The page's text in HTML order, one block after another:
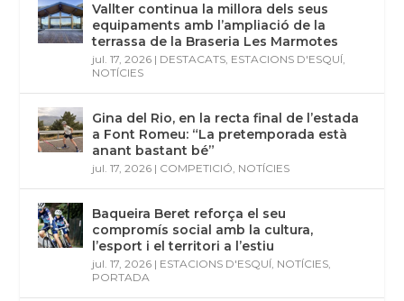
Vallter continua la millora dels seus
equipaments amb l’ampliació de la
terrassa de la Braseria Les Marmotes
jul. 17, 2026 | DESTACATS, ESTACIONS D'ESQUÍ,
NOTÍCIES
Gina del Rio, en la recta final de l’estada
a Font Romeu: “La pretemporada està
anant bastant bé”
jul. 17, 2026 | COMPETICIÓ, NOTÍCIES
Baqueira Beret reforça el seu
compromís social amb la cultura,
l’esport i el territori a l’estiu
jul. 17, 2026 | ESTACIONS D'ESQUÍ, NOTÍCIES,
PORTADA